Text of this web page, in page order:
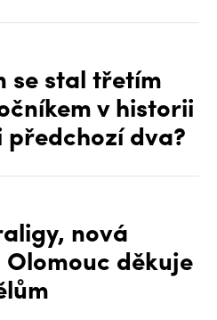
se stal třetím
v historii
předchozí dva?
nová
děkuje